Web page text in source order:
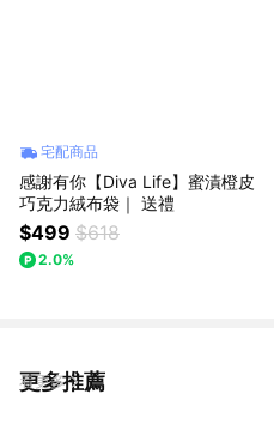
宅配商品
感謝有你【Diva Life】蜜漬橙皮
巧克力絨布袋｜ 送禮
$499 $618
2.0%
更多推薦
看更多